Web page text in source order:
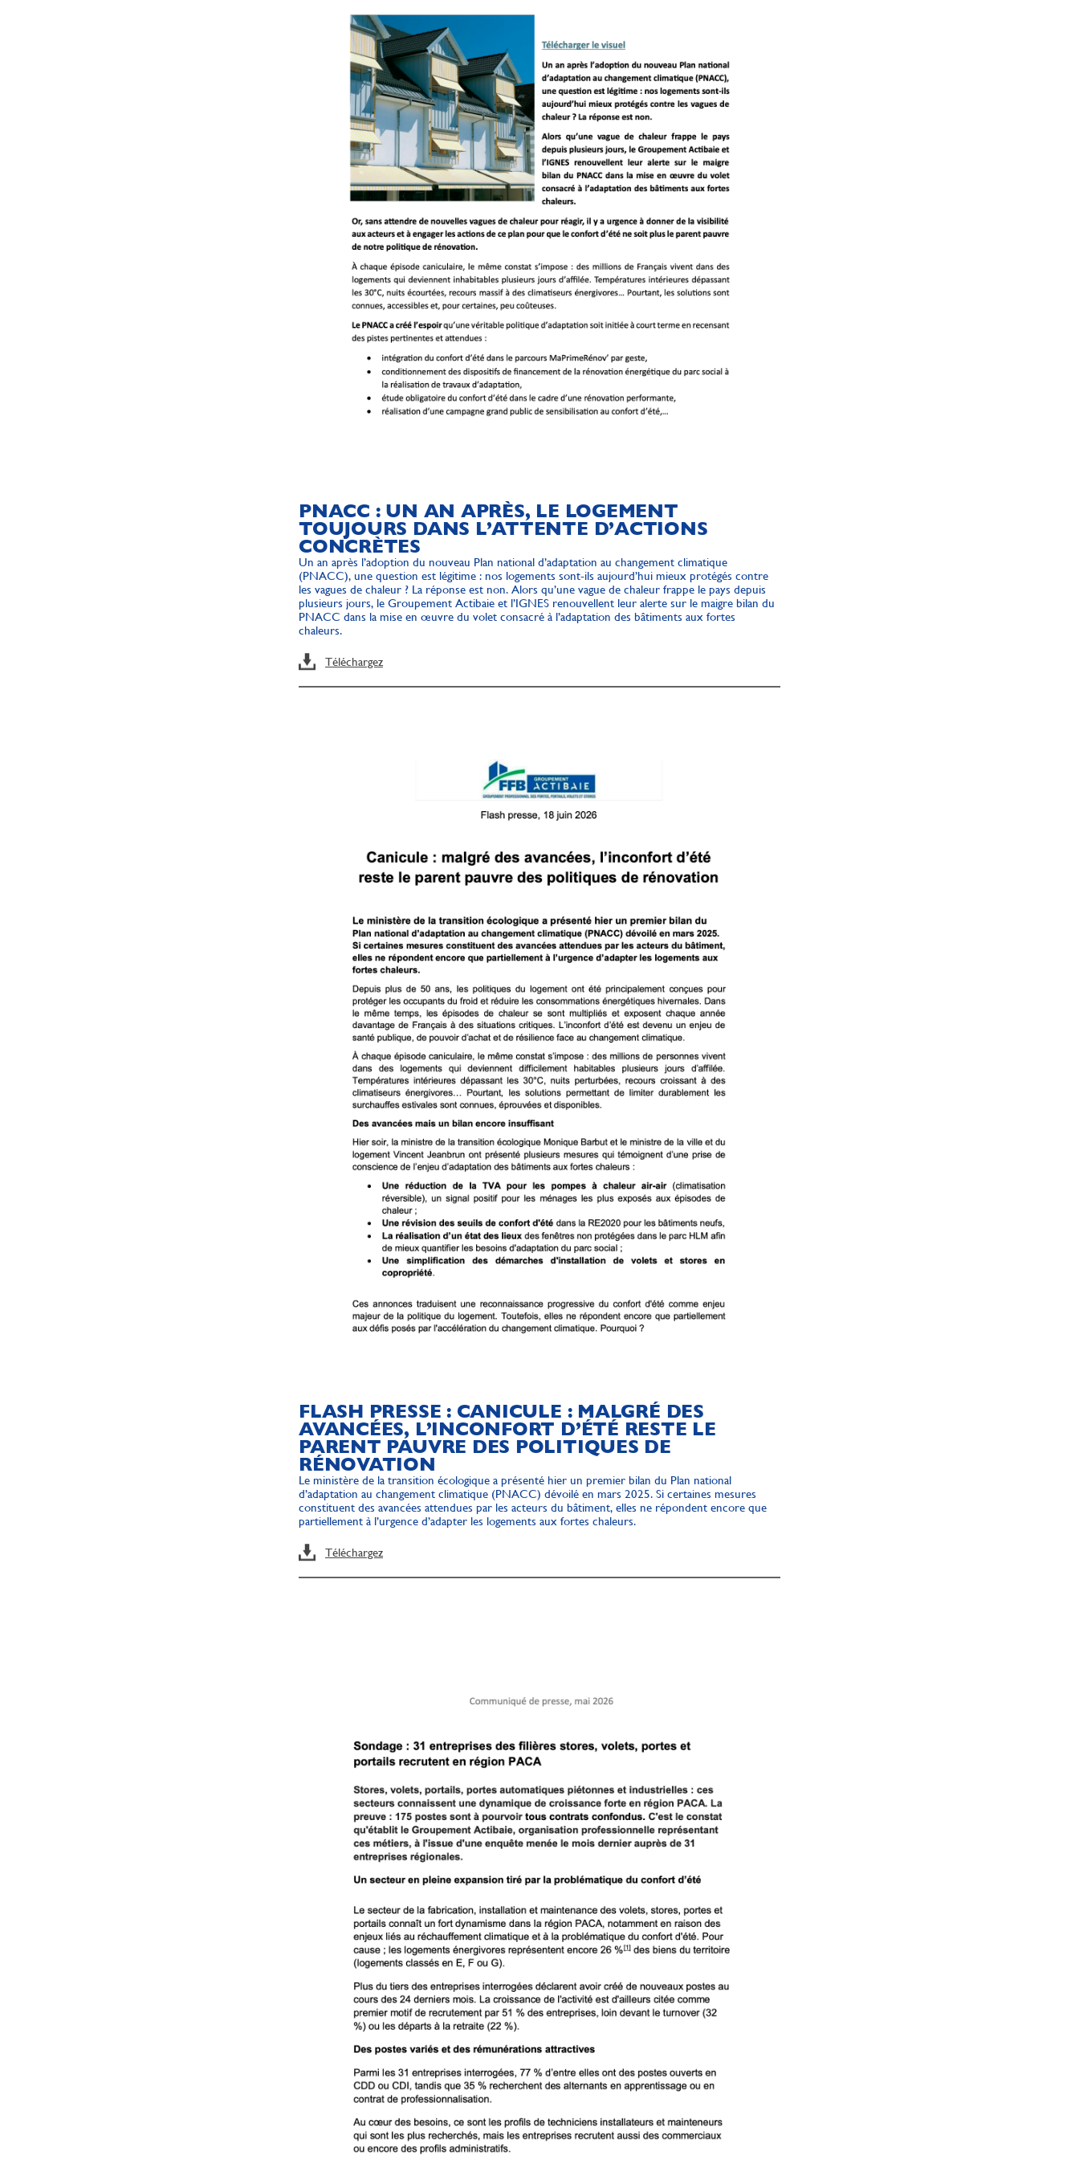
PNACC : UN AN APRÈS, LE LOGEMENT
TOUJOURS DANS L’ATTENTE D’ACTIONS
CONCRÈTES
Un an après l’adoption du nouveau Plan national d’adaptation au changement climatique
(PNACC), une question est légitime : nos logements sont-ils aujourd’hui mieux protégés contre
les vagues de chaleur ? La réponse est non. Alors qu’une vague de chaleur frappe le pays depuis
plusieurs jours, le Groupement Actibaie et l’IGNES renouvellent leur alerte sur le maigre bilan du
PNACC dans la mise en œuvre du volet consacré à l’adaptation des bâtiments aux fortes
chaleurs.
Téléchargez
FLASH PRESSE : CANICULE : MALGRÉ DES
AVANCÉES, L’INCONFORT D’ÉTÉ RESTE LE
PARENT PAUVRE DES POLITIQUES DE
RÉNOVATION
Le ministère de la transition écologique a présenté hier un premier bilan du Plan national
d’adaptation au changement climatique (PNACC) dévoilé en mars 2025. Si certaines mesures
constituent des avancées attendues par les acteurs du bâtiment, elles ne répondent encore que
partiellement à l’urgence d’adapter les logements aux fortes chaleurs.
Téléchargez